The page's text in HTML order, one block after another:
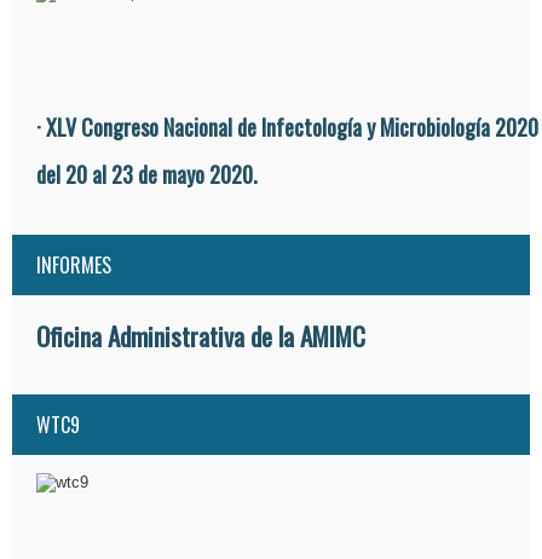
· XLV Congreso Nacional de Infectología y Microbiología 2020
del 20 al 23 de mayo 2020.
INFORMES
Oficina Administrativa de la AMIMC
WTC9